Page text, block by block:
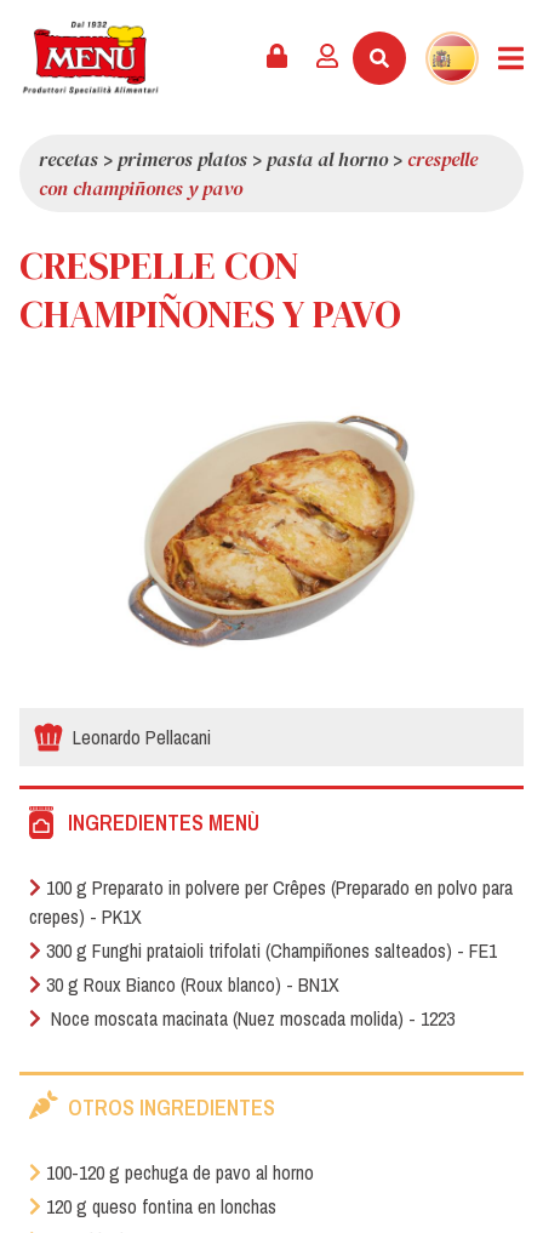
CATÁLOGO
SERVICIOS
ÚLTIMAS NOVEDADES
PREMIOS
RESEÑA DE LA PRENSA
QUIÉNES SOMOS
CALIDAD
VALORES
CURIOSIDADES
SHOWROOM
recetas >primeros platos >pasta al horno>crespelle
con champiñones y pavo
CRESPELLE CON
CHAMPIÑONES Y PAVO
Leonardo Pellacani
INGREDIENTES MENÙ
100 g Preparato in polvere per Crêpes (Preparado en polvo para
crepes) - PK1X
300 g Funghi prataioli trifolati (Champiñones salteados) - FE1
30 g Roux Bianco (Roux blanco) - BN1X
Noce moscata macinata (Nuez moscada molida) - 1223
OTROS INGREDIENTES
100-120 g pechuga de pavo al horno
120 g queso fontina en lonchas